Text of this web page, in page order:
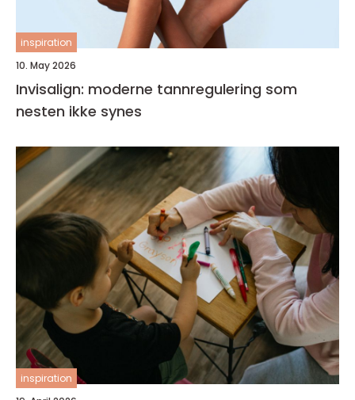
inspiration
10. May 2026
Invisalign: moderne tannregulering som
nesten ikke synes
inspiration